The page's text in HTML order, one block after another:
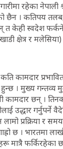
रहेका
। कतिपय तलब,
त केही स्वदेश
क्षेत्र र मलेसिया)
कामदार
। मुख्य गन्तव्य
छन् ।
उद्धार गर्नुपर्ने
लामो प्रक्रिया र
छ । भारतमा
मात्रै फर्किरहेका